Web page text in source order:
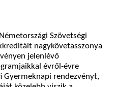
Szövetségi
nagykövetasszonya
jelenlévő
évről-évre
Gyermeknapi rendezvényt,